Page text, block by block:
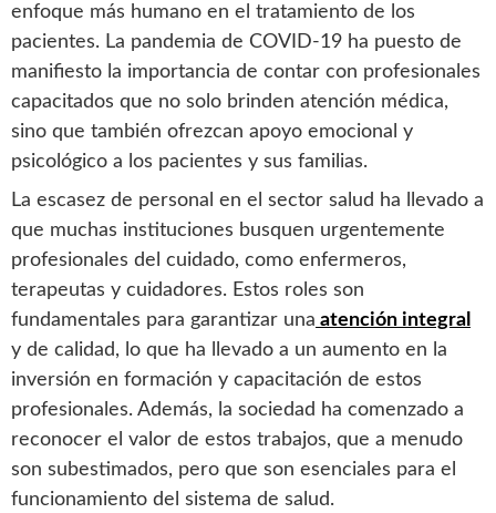
enfoque más humano en el tratamiento de los
pacientes. La pandemia de COVID-19 ha puesto de
manifiesto la importancia de contar con profesionales
capacitados que no solo brinden atención médica,
sino que también ofrezcan apoyo emocional y
psicológico a los pacientes y sus familias.
La escasez de personal en el sector salud ha llevado a
que muchas instituciones busquen urgentemente
profesionales del cuidado, como enfermeros,
terapeutas y cuidadores. Estos roles son
fundamentales para garantizar una atención integral
y de calidad, lo que ha llevado a un aumento en la
inversión en formación y capacitación de estos
profesionales. Además, la sociedad ha comenzado a
reconocer el valor de estos trabajos, que a menudo
son subestimados, pero que son esenciales para el
funcionamiento del sistema de salud.